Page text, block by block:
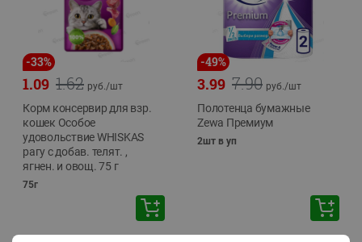
-33%
1.62
1.09 руб./шт
Корм консервир для взр.
кошек Особое
удовольствие WHISKAS
рагу с добав. телят. ,
ягнен. и овощ. 75 г
75г
-49%
7.90
3.99 руб./шт
Полотенца бумажные
Zewa Премиум
2шт в уп